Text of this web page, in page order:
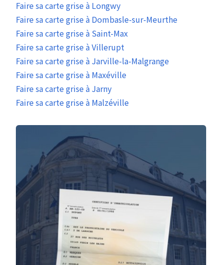
Faire sa carte grise à Longwy
Faire sa carte grise à Dombasle-sur-Meurthe
Faire sa carte grise à Saint-Max
Faire sa carte grise à Villerupt
Faire sa carte grise à Jarville-la-Malgrange
Faire sa carte grise à Maxéville
Faire sa carte grise à Jarny
Faire sa carte grise à Malzéville